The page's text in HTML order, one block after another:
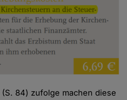
(S. 84) zufolge machen diese